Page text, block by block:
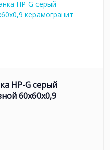
HP-G серый
60x60x0,9